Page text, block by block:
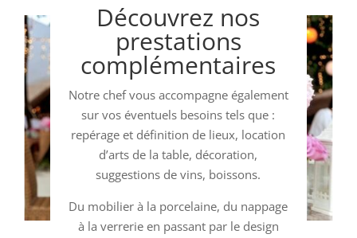
Découvrez nos
prestations
complémentaires
Notre chef vous accompagne également
sur vos éventuels besoins tels que :
repérage et définition de lieux, location
d’arts de la table, décoration,
suggestions de vins, boissons.
Du mobilier à la porcelaine, du nappage
à la verrerie en passant par le design